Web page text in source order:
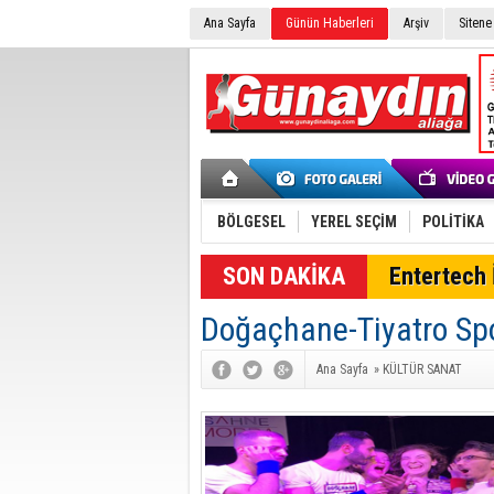
Ana Sayfa Günün Haberleri Arşiv
BÖLGESEL YEREL SEÇİM POLİTİKA
SON DAKİKA Entertech
Doğaçhane-Tiyatro
Ana Sayfa » KÜLTÜR SANAT